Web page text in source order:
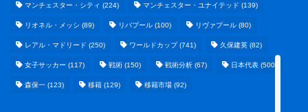
マンチェスター・シティ (224) マンチェスター・ユナイテッド (139)
リオネル・メッシ (89) リバプール (100) リヴァプール (80)
レアル・マドリード (250) ワールドカップ(741) 久保建英 (82)
女子サッカー (117) 戦術 (150) 戦術分析 (67) 日本代表 (500)
森保一 (123) 移籍 (129) 移籍市場 (92)
テクノロジーまとめ
ビジネス・経済まとめ